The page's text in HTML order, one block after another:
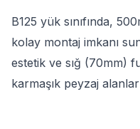
B125 yük sınıfında,
kolay montaj imkanı
estetik ve sığ (70mm)
karmaşık peyzaj